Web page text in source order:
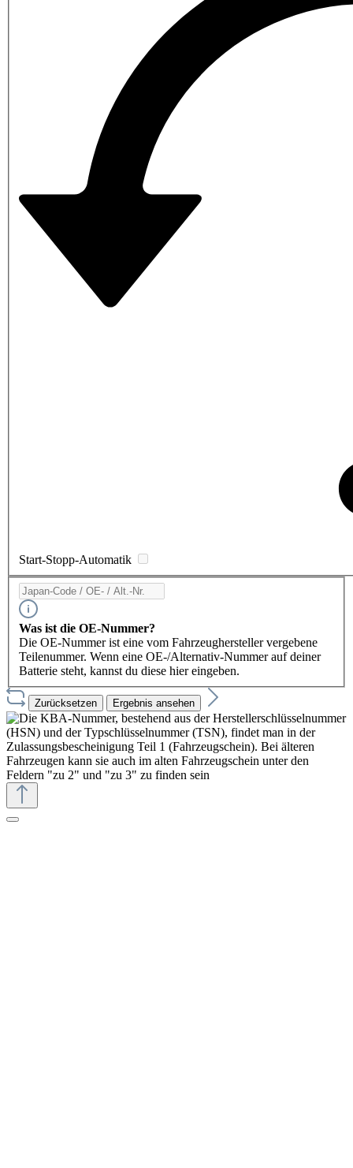
Start-Stopp-Automatik
Was ist die OE-Nummer?
Die OE-Nummer ist eine vom Fahrzeughersteller vergebene
Teilenummer. Wenn eine OE-/Alternativ-Nummer auf deiner
Batterie steht, kannst du diese hier eingeben.